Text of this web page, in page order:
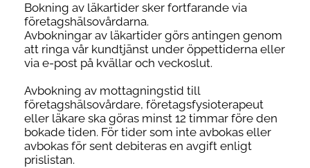
Bokning av läkartider sker fortfarande via
företagshälsovårdarna.
Avbokningar av läkartider görs antingen genom
att ringa vår kundtjänst under öppettiderna eller
via e-post på kvällar och veckoslut.
Avbokning av mottagningstid till
företagshälsovårdare, företagsfysioterapeut
eller läkare ska göras minst 12 timmar före den
bokade tiden. För tider som inte avbokas eller
avbokas för sent debiteras en avgift enligt
prislistan.